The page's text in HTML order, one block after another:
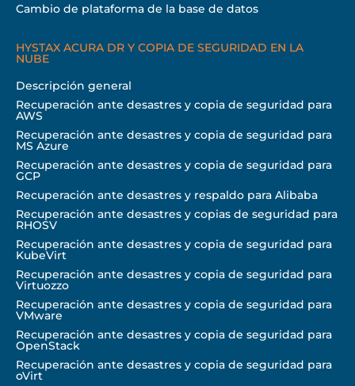
Cambio de plataforma de la base de datos
HYSTAX ACURA DR Y COPIA DE SEGURIDAD EN LA
NUBE
Descripción general
Recuperación ante desastres y copia de seguridad para
AWS
Recuperación ante desastres y copia de seguridad para
MS Azure
Recuperación ante desastres y copia de seguridad para
GCP
Recuperación ante desastres y respaldo para Alibaba
Recuperación ante desastres y copias de seguridad para
RHOSV
Recuperación ante desastres y copia de seguridad para
KubeVirt
Recuperación ante desastres y copia de seguridad para
Virtuozzo
Recuperación ante desastres y copia de seguridad para
VMware
Recuperación ante desastres y copia de seguridad para
OpenStack
Recuperación ante desastres y copia de seguridad para
oVirt